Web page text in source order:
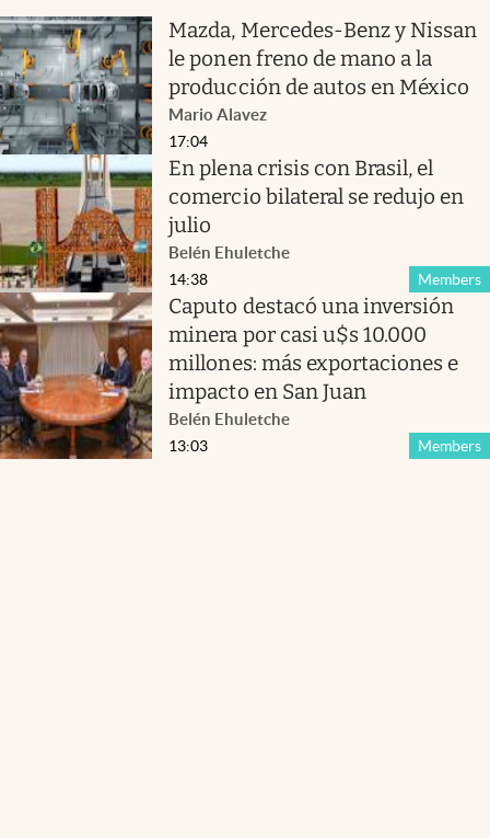
Mazda, Mercedes-Benz y Nissan
le ponen freno de mano a la
producción de autos en México
Mario Alavez
17:04
En plena crisis con Brasil, el
comercio bilateral se redujo en
julio
Belén Ehuletche
Members
14:38
Caputo destacó una inversión
minera por casi u$s 10.000
millones: más exportaciones e
impacto en San Juan
Belén Ehuletche
Members
13:03